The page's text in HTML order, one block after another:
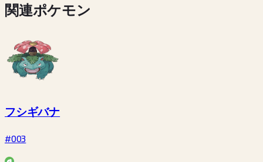
関連ポケモン
フシギバナ
#003